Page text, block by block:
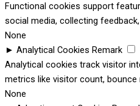
Functional cookies support
social media, collecting
None
► Analytical Cookies Remark
Analytical cookies track visitor
metrics like visitor count,
None